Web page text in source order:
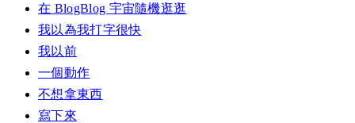
在 BlogBlog 宇宙隨機逛逛
我以為我打字很快
我以前
一個動作
不想拿東西
寫下來